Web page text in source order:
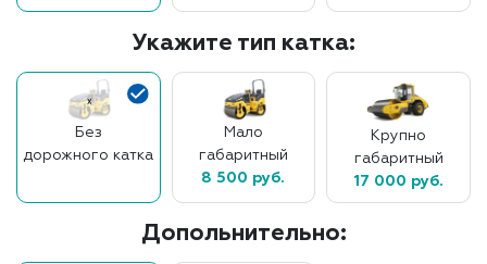
Укажите тип катка:
Без
дорожного катка
Мало
габаритный
8 500 руб.
Крупно
габаритный
17 000 руб.
Допольнительно: